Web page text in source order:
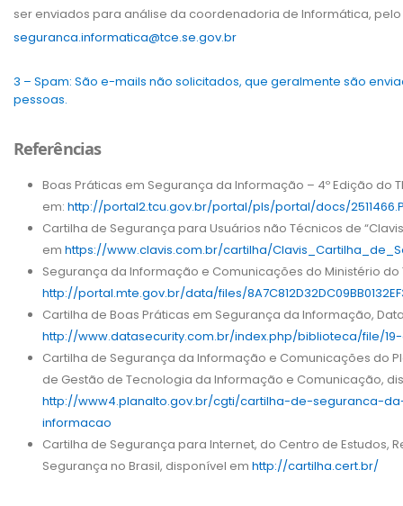
ser enviados para análise da coordenadoria de Informática,
seguranca.informatica@tce.se.gov.br
3 – Spam: São e-mails não solicitados, que geralmente são
pessoas.
Referências
Boas Práticas em Segurança da Informação – 4º Edição do
em: http://portal2.tcu.gov.br/portal/pls/portal/docs/
Cartilha de Segurança para Usuários não Técnicos de
em https://www.clavis.com.br/cartilha/
Segurança da Informação e Comunicações do Ministério
http://portal.mte.gov.br/data/files/
Cartilha de Boas Práticas em Segurança da Informação,
http://www.datasecurity.com.br/index.php/biblioteca/file/
Cartilha de Segurança da Informação e Comunicações do
de Gestão de Tecnologia da Informação e Comunicação,
http://www4.planalto.gov.br/cgti/cartilha-de-seguranca-
informacao
Cartilha de Segurança para Internet, do Centro de Estudos,
Segurança no Brasil, disponível em http://cartilha.cert.br/